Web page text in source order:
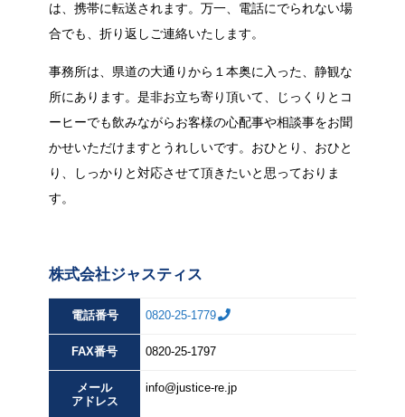
は、携帯に転送されます。万一、電話にでられない場
合でも、折り返しご連絡いたします。
事務所は、県道の大通りから１本奥に入った、静観な
所にあります。是非お立ち寄り頂いて、じっくりとコ
ーヒーでも飲みながらお客様の心配事や相談事をお聞
かせいただけますとうれしいです。おひとり、おひと
り、しっかりと対応させて頂きたいと思っておりま
す。
株式会社ジャスティス
電話番号 0820-25-1779
FAX番号 0820-25-1797
メール
アドレス
info@justice-re.jp